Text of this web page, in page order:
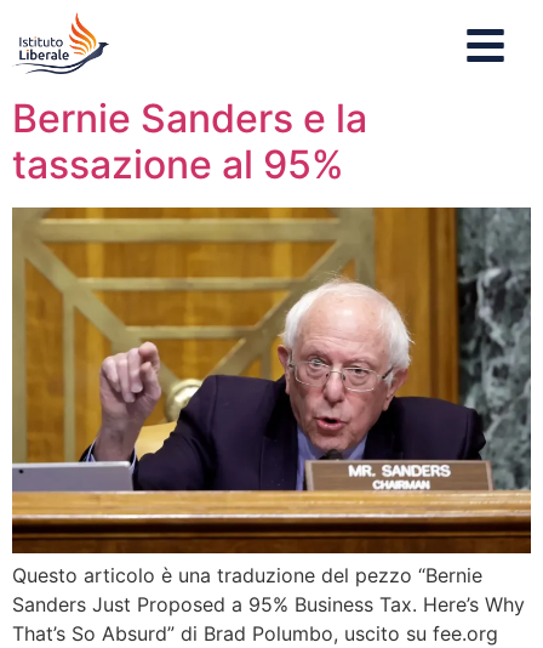
Bernie Sanders e la
tassazione al 95%
Questo articolo è una traduzione del pezzo “Bernie
Sanders Just Proposed a 95% Business Tax. Here’s Why
That’s So Absurd” di Brad Polumbo, uscito su fee.org